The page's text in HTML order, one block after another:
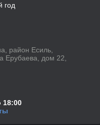
год
район Есиль,
Ерубаева, дом 22,
18:00